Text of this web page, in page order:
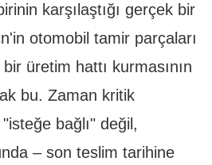
karşılaştığı gerçek bir
otomobil tamir parçaları
üretim hattı kurmasının
bu. Zaman kritik
bağlı" değil,
– son teslim tarihine